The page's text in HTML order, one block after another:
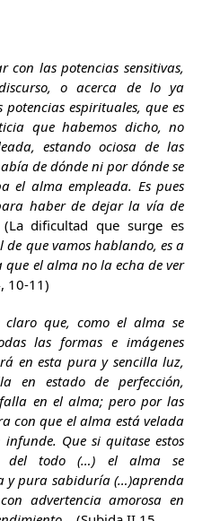
con las potencias sensitivas,
o acerca de lo ya
espirituales, que es
que habemos dicho, no
estando ociosa de las
de dónde ni por dónde se
el alma empleada. Es pues
haber de dejar la vía de
(La dificultad que surge es
de que vamos hablando, es a
que el alma no la echa de ver
10-11)
claro que, como el alma se
las formas e imágenes
en esta pura y sencilla luz,
en estado de perfección,
en el alma; pero por las
con que el alma está velada
Que si quitase estos
del todo (…) el alma se
y pura sabiduría (…)aprenda
advertencia amorosa en